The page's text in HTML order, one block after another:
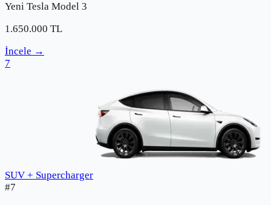
Yeni Tesla Model 3
1.650.000 TL
İncele →
7
SUV + Supercharger
#7